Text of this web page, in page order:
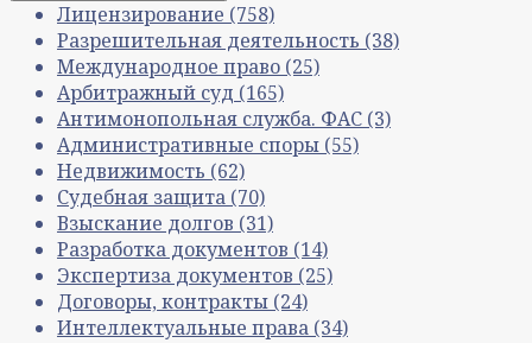
Лицензирование (758)
Разрешительная деятельность (38)
Международное право (25)
Арбитражный суд (165)
Антимонопольная служба. ФАС (3)
Административные споры (55)
Недвижимость (62)
Судебная защита (70)
Взыскание долгов (31)
Разработка документов (14)
Экспертиза документов (25)
Договоры, контракты (24)
Интеллектуальные права (34)